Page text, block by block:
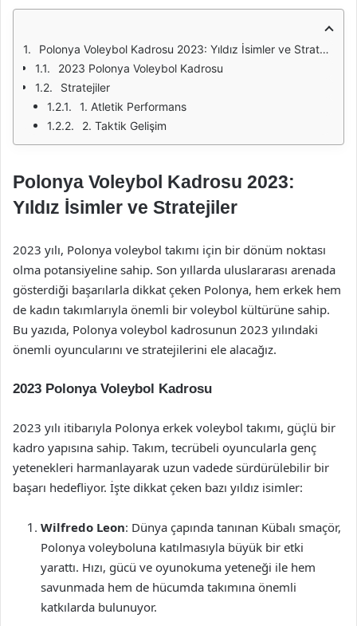
Polonya Voleybol Kadrosu 2023: Yıldız İsimler ve Stratejiler
2023 Polonya Voleybol Kadrosu
Stratejiler
1. Atletik Performans
2. Taktik Gelişim
Polonya Voleybol Kadrosu 2023:
Yıldız İsimler ve Stratejiler
2023 yılı, Polonya voleybol takımı için bir dönüm noktası
olma potansiyeline sahip. Son yıllarda uluslararası arenada
gösterdiği başarılarla dikkat çeken Polonya, hem erkek hem
de kadın takımlarıyla önemli bir voleybol kültürüne sahip.
Bu yazıda, Polonya voleybol kadrosunun 2023 yılındaki
önemli oyuncularını ve stratejilerini ele alacağız.
2023 Polonya Voleybol Kadrosu
2023 yılı itibarıyla Polonya erkek voleybol takımı, güçlü bir
kadro yapısına sahip. Takım, tecrübeli oyuncularla genç
yetenekleri harmanlayarak uzun vadede sürdürülebilir bir
başarı hedefliyor. İşte dikkat çeken bazı yıldız isimler:
Wilfredo Leon: Dünya çapında tanınan Kübalı smaçör,
Polonya voleyboluna katılmasıyla büyük bir etki
yarattı. Hızı, gücü ve oyunokuma yeteneği ile hem
savunmada hem de hücumda takımına önemli
katkılarda bulunuyor.